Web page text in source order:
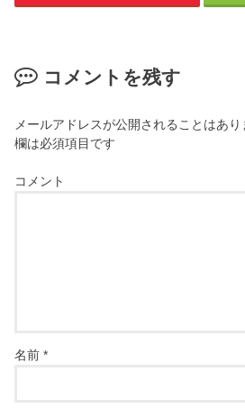
コメントを残す
メールアドレスが公開されることはあり
欄は必須項目です
コメント
名前*